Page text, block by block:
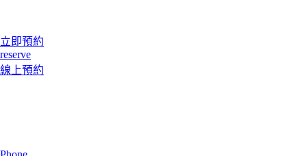
立即預約
reserve
線上預約